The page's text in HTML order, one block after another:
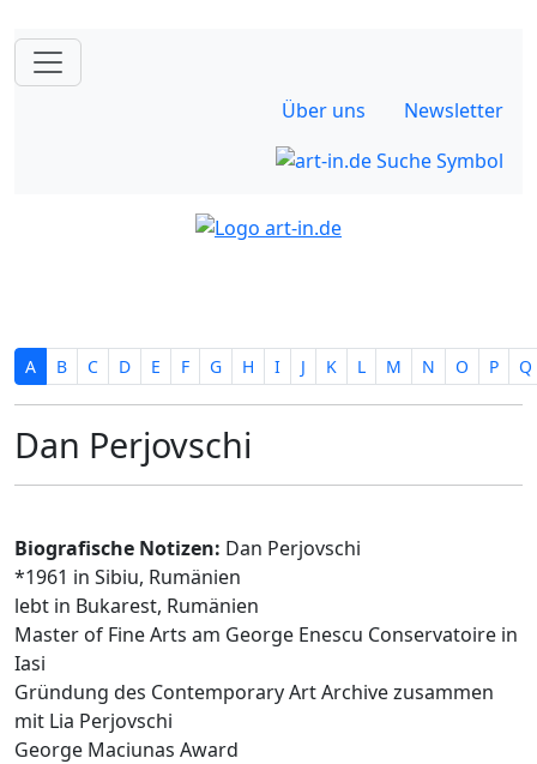
Über uns Newsletter
A B C D E F G H I J K L M N O P Q
Dan Perjovschi
Biografische Notizen: Dan Perjovschi
*1961 in Sibiu, Rumänien
lebt in Bukarest, Rumänien
Master of Fine Arts am George Enescu Conservatoire in
Iasi
Gründung des Contemporary Art Archive zusammen
mit Lia Perjovschi
George Maciunas Award